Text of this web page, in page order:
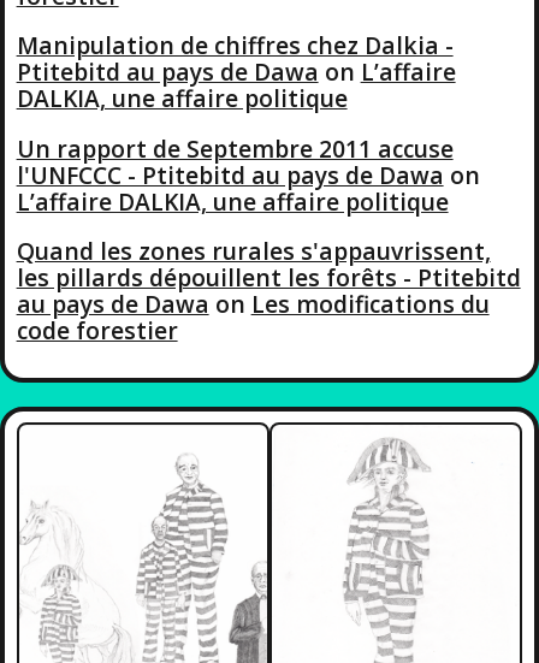
Manipulation de chiffres chez Dalkia -
Ptitebitd au pays de Dawa on L’affaire
DALKIA, une affaire politique
Un rapport de Septembre 2011 accuse
l'UNFCCC - Ptitebitd au pays de Dawa on
L’affaire DALKIA, une affaire politique
Quand les zones rurales s'appauvrissent,
les pillards dépouillent les forêts - Ptitebitd
au pays de Dawa on Les modifications du
code forestier